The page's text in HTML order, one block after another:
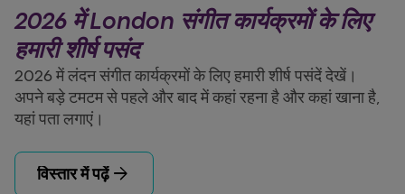
2026 में London संगीत कार्यक्रमों के लिए
हमारी शीर्ष पसंद
2026 में लंदन संगीत कार्यक्रमों के लिए हमारी शीर्ष पसंदें देखें।
अपने बड़े टमटम से पहले और बाद में कहां रहना है और कहां खाना है,
यहां पता लगाएं।
विस्तार में पढ़ें arrow_forward